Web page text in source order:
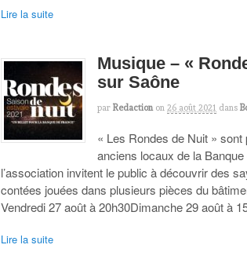
Lire la suite
Musique – «
sur Saône
par Redaction on 26 août 2021 dans
« Les Rondes de Nuit »
anciens locaux de la
l’association invitent le public à découvrir des
contées jouées dans plusieurs pièces du
Vendredi 27 août à 20h30Dimanche 29 août à
Lire la suite